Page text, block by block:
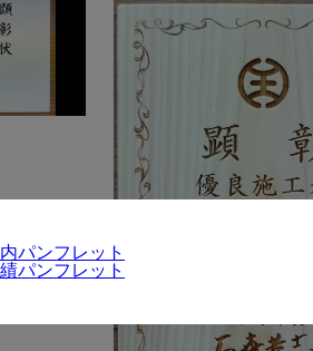
パンフレット
パンフレット